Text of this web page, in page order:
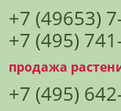
+7 (49653)
+7 (495)
продажа
+7 (495)